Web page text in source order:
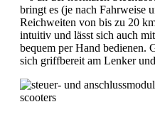
bringt es (je nach Fahrweise
Reichweiten von bis zu 20
intuitiv und lässt sich auch
bequem per Hand bedienen.
sich griffbereit am Lenker